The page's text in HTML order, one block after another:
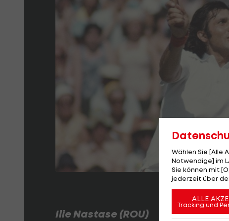
Ilie Nastase (ROU)
Wählen Sie [Alle
Notwendige] im
Sie können mit
jederzeit über
ALLE
Tracking und